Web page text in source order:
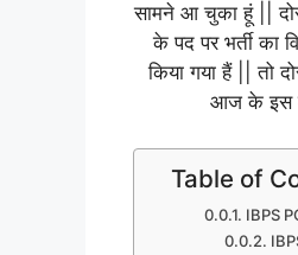
सामने आ चुका हूं ||
के पद पर भर्ती का
किया गया हैं || तो
आज के इस
Table of
IBPS